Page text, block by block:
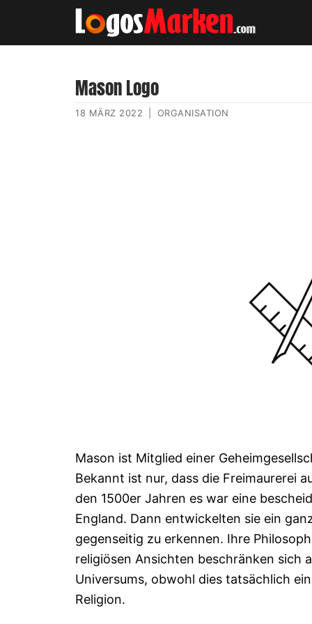
Mason Logo
18 MÄRZ 2022 ORGANISATION
Mason ist Mitglied einer
Bekannt ist nur, dass die Freimaurerei
den 1500er Jahren es war eine
England. Dann entwickelten sie ein
gegenseitig zu erkennen. Ihre
religiösen Ansichten beschränken sich
Universums, obwohl dies tatsächlich
Religion.